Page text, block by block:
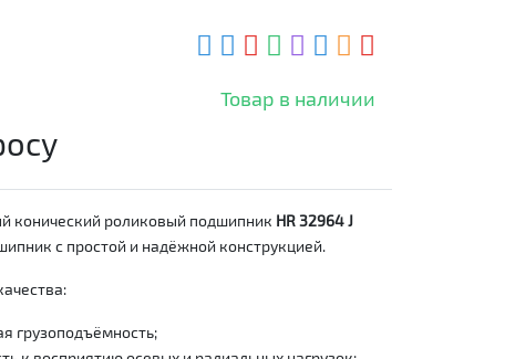
Товар в наличии
конический роликовый подшипник HR 32964 J
с простой и надёжной конструкцией.
грузоподъёмность;